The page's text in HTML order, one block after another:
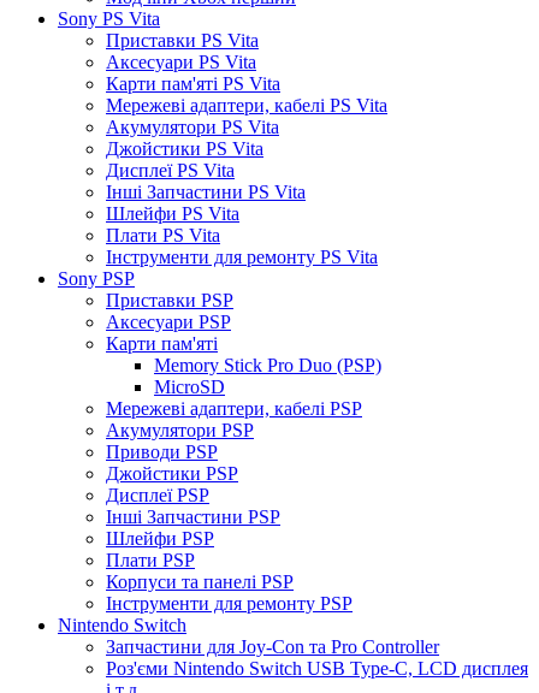
Sony PS Vita
Приставки PS Vita
Аксесуари PS Vita
Карти пам'яті PS Vita
Мережеві адаптери, кабелі PS Vita
Акумулятори PS Vita
Джойстики PS Vita
Дисплеї PS Vita
Інші Запчастини PS Vita
Шлейфи PS Vita
Плати PS Vita
Інструменти для ремонту PS Vita
Sony PSP
Приставки PSP
Аксесуари PSP
Карти пам'яті
Memory Stick Pro Duo (PSP)
MicroSD
Мережеві адаптери, кабелі PSP
Акумулятори PSP
Приводи PSP
Джойстики PSP
Дисплеї PSP
Інші Запчастини PSP
Шлейфи PSP
Плати PSP
Корпуси та панелі PSP
Інструменти для ремонту PSP
Nintendo Switch
Запчастини для Joy-Con та Pro Controller
Роз'єми Nintendo Switch USB Type-C, LCD дисплея